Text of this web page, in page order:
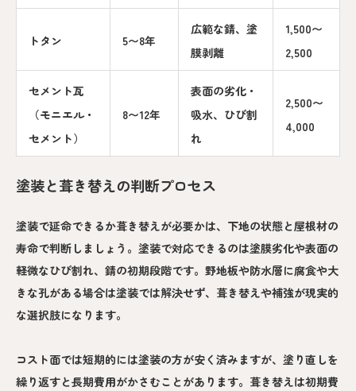
トタン 5〜8年
広範な錆、塗
膜剥離
1,500〜
2,500
セメント瓦
（モニエル・
セメント）
8〜12年
表面の劣化・
吸水、ひび割
れ
2,500〜
4,000
塗装と葺き替えの判断プロセス
塗装で延命できるか葺き替えが必要かは、下地の状態と屋根材の
寿命で判断しましょう。塗装で対応できるのは塗膜劣化や表面の
軽微なひび割れ、錆の初期段階です。野地板や防水層に腐食や大
きな孔がある場合は塗装では解決せず、葺き替えや補強が現実的
な選択肢になります。
コスト面では短期的には塗装の方が安く済みますが、塗り直しを
繰り返すと長期費用がかさむことがあります。葺き替えは初期費